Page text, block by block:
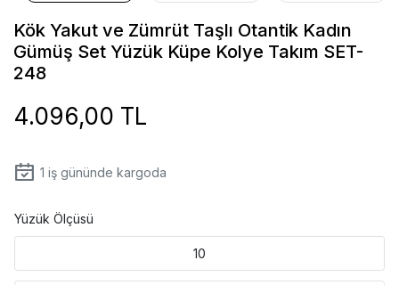
Kök Yakut ve Zümrüt Taşlı Otantik Kadın
Gümüş Set Yüzük Küpe Kolye Takım SET-
248
4.096,00 TL
1 iş gününde kargoda
Yüzük Ölçüsü
10